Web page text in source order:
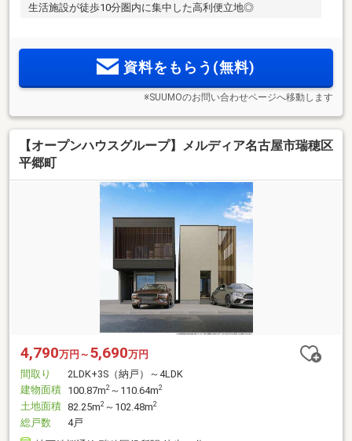
生活施設が徒歩10分圏内に集中した高利便立地◎
資料をもらう(無料)
※SUUMOのお問い合わせページへ移動します
【オープンハウスグループ】メルディア名古屋市瑞穂区
平郷町
4,790万円～ 5,690万円
間取り
2LDK+3S（納戸）～4LDK
建物面積 100.87m2 ～110.64m2
土地面積 82.25m2 ～102.48m2
総戸数
4戸